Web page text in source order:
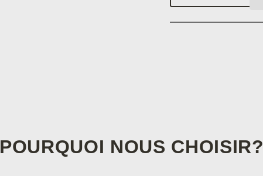
POURQUOI NOUS CHOISIR?